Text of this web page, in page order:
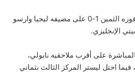
وصعد سبارتاك موسكو لدور الـ16، بعد صدارته ترتيب المجموعة الثالثة، إثر فوزه الثمين 1-0 على مضيفه ليجيا وارسو
بفارق المواجهات المباشرة على أقرب ملاحقيه نابولي،
احتل ليستر المركز الثالث بثماني